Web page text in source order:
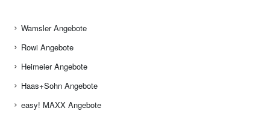
Wamsler Angebote
Rowi Angebote
Heimeier Angebote
Haas+Sohn Angebote
easy! MAXX Angebote